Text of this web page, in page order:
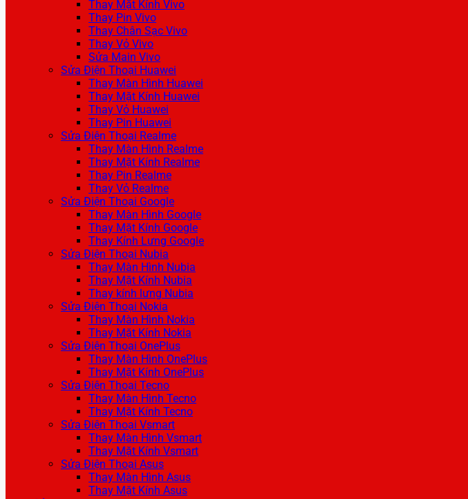
Thay Mặt Kính Vivo
Thay Pin Vivo
Thay Chân Sạc Vivo
Thay Vỏ Vivo
Sửa Main Vivo
Sửa Điện Thoại Huawei
Thay Màn Hình Huawei
Thay Mặt Kính Huawei
Thay Vỏ Huawei
Thay Pin Huawei
Sửa Điện Thoại Realme
Thay Màn Hình Realme
Thay Mặt Kính Realme
Thay Pin Realme
Thay Vỏ Realme
Sửa Điện Thoại Google
Thay Màn Hình Google
Thay Mặt Kính Google
Thay Kính Lưng Google
Sửa Điện Thoại Nubia
Thay Màn Hình Nubia
Thay Mặt Kính Nubia
Thay kính lưng Nubia
Sửa Điện Thoại Nokia
Thay Màn Hình Nokia
Thay Mặt Kính Nokia
Sửa Điện Thoại OnePlus
Thay Màn Hình OnePlus
Thay Mặt Kính OnePlus
Sửa Điện Thoại Tecno
Thay Màn Hình Tecno
Thay Mặt Kính Tecno
Sửa Điện Thoại Vsmart
Thay Màn Hình Vsmart
Thay Mặt Kính Vsmart
Sửa Điện Thoại Asus
Thay Màn Hình Asus
Thay Mặt Kính Asus